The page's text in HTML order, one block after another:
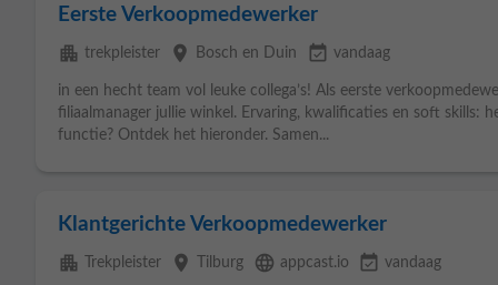
Eerste Verkoopmedewerker
apartment trekpleister place Bosch en Duin event_available vandaag
in een hecht team vol leuke collega’s! Als eerste
filiaalmanager jullie winkel. Ervaring, kwalificaties en soft skills:
functie? Ontdek het hieronder. Samen...
Klantgerichte Verkoopmedewerker
apartment Trekpleister place Tilburg language appcast.io event_available vandaag